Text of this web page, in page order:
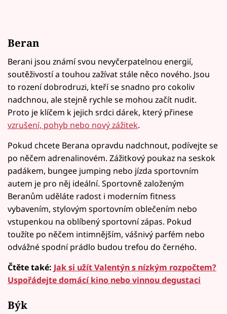
Beran
Berani jsou známí svou nevyčerpatelnou energií,
soutěživostí a touhou zažívat stále něco nového. Jsou
to rození dobrodruzi, kteří se snadno pro cokoliv
nadchnou, ale stejně rychle se mohou začít nudit.
Proto je klíčem k jejich srdci dárek, který přinese
vzrušení, pohyb nebo nový zážitek.
Pokud chcete Berana opravdu nadchnout, podívejte se
po něčem adrenalinovém. Zážitkový poukaz na seskok
padákem, bungee jumping nebo jízda sportovním
autem je pro něj ideální. Sportovně založeným
Beranům uděláte radost i moderním fitness
vybavením, stylovým sportovním oblečením nebo
vstupenkou na oblíbený sportovní zápas. Pokud
toužíte po něčem intimnějším, vášnivý parfém nebo
odvážné spodní prádlo budou trefou do černého.
Čtěte také: Jak si užít Valentýn s nízkým rozpočtem?
Uspořádejte domácí kino nebo vinnou degustaci
Býk